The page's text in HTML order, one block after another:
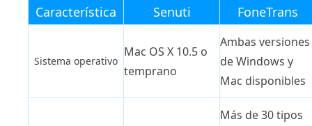
Característica Senuti FoneTrans
Sistema operativo
Mac OS X 10.5 o
temprano
Ambas versiones
de Windows y
Mac disponibles
Más de 30 tipos